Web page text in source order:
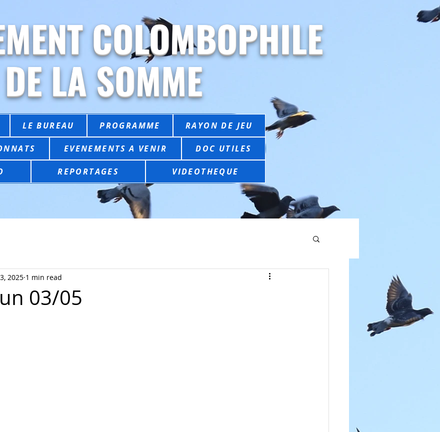
COLOMBOPHILE
DE LA SOMME
LE BUREAU PROGRAMME RAYON DE JEU
EVENEMENTS A VENIR DOC UTILES
REPORTAGES VIDEOTHEQUE
03/05
2025 1 min read